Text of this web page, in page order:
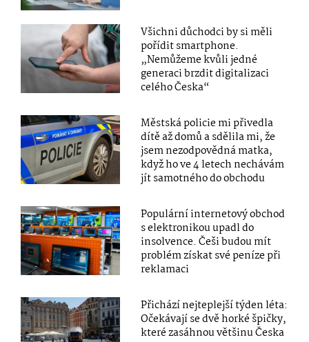
Všichni důchodci by si měli
pořídit smartphone.
„Nemůžeme kvůli jedné
generaci brzdit digitalizaci
celého Česka“
Městská policie mi přivedla
dítě až domů a sdělila mi, že
jsem nezodpovědná matka,
když ho ve 4 letech nechávám
jít samotného do obchodu
Populární internetový obchod
s elektronikou upadl do
insolvence. Češi budou mít
problém získat své peníze při
reklamaci
Přichází nejteplejší týden léta:
Očekávají se dvě horké špičky,
které zasáhnou většinu Česka